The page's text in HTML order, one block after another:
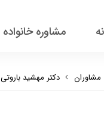
مشاوره خانواده
مشاوران دکتر مهشید باروتی